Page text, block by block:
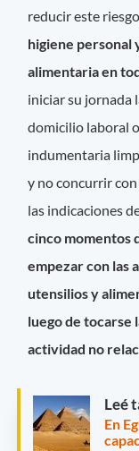
reducir este
higiene personal
alimentaria en
iniciar su jornada
domicilio laboral
indumentaria
y no concurrir
las indicaciones
cinco momentos
empezar con las
utensilios y
luego de tocarse
actividad no
Leé
En